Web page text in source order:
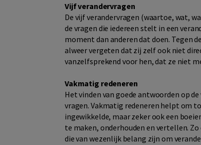
Vijf verandervragen
De vijf verandervragen (waartoe, wat,
de vragen die iedereen stelt in een
moment dan anderen dat doen. Tegen
alweer vergeten dat zij zelf ook niet
vanzelfsprekend voor hen, dat ze niet
Vakmatig redeneren
Het vinden van goede antwoorden op
vragen. Vakmatig redeneren helpt om
ingewikkelde, maar zeker ook een
te maken, onderhouden en vertellen.
die van wezenlijk belang zijn om